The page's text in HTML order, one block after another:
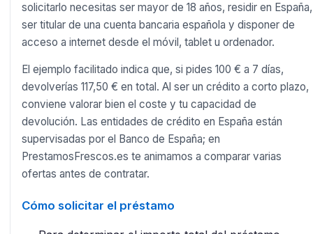
solicitarlo necesitas ser mayor de 18 años, residir en España,
ser titular de una cuenta bancaria española y disponer de
acceso a internet desde el móvil, tablet u ordenador.
El ejemplo facilitado indica que, si pides 100 € a 7 días,
devolverías 117,50 € en total. Al ser un crédito a corto plazo,
conviene valorar bien el coste y tu capacidad de
devolución. Las entidades de crédito en España están
supervisadas por el Banco de España; en
PrestamosFrescos.es te animamos a comparar varias
ofertas antes de contratar.
Cómo solicitar el préstamo